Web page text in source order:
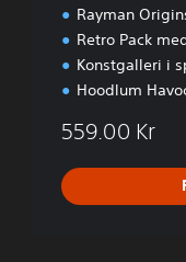
Rayman
Retro Pack
Konstgalleri i
Hoodlum
559.00 Kr